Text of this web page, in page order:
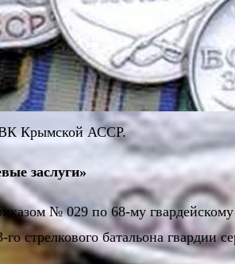
Крымской АССР.
заслуги»
№ 029 по 68-му
го стрелкового батальона